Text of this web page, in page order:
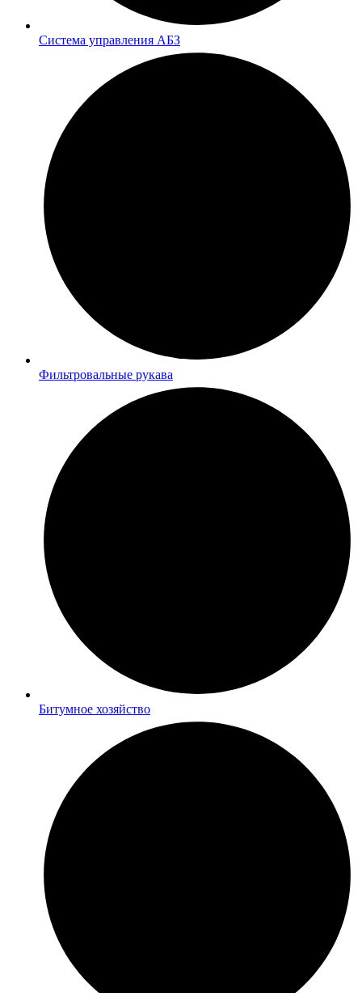
Система управления АБЗ
Фильтровальные рукава
Битумное хозяйство